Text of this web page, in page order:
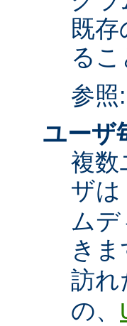
既
るこ
参照:
ユーザ
複数
ザは
ム
き
訪れ
の、